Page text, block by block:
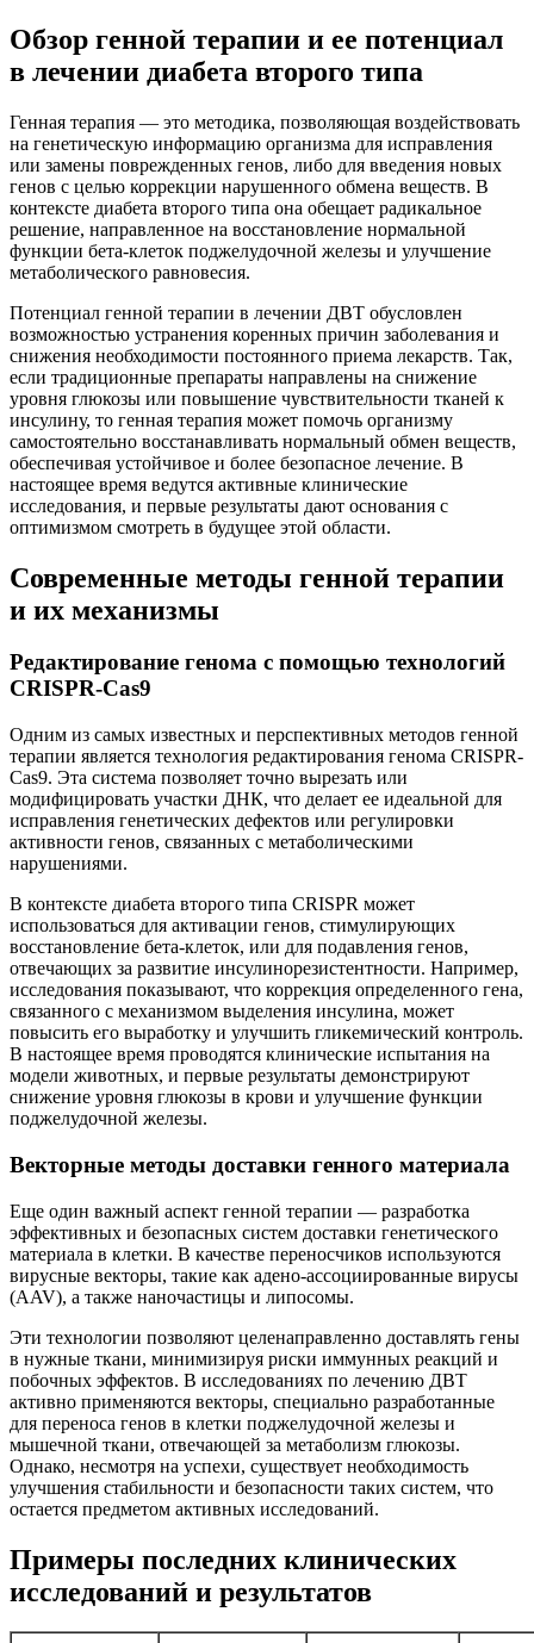
Обзор генной терапии и ее потенциал
в лечении диабета второго типа
Генная терапия — это методика, позволяющая воздействовать
на генетическую информацию организма для исправления
или замены поврежденных генов, либо для введения новых
генов с целью коррекции нарушенного обмена веществ. В
контексте диабета второго типа она обещает радикальное
решение, направленное на восстановление нормальной
функции бета-клеток поджелудочной железы и улучшение
метаболического равновесия.
Потенциал генной терапии в лечении ДВТ обусловлен
возможностью устранения коренных причин заболевания и
снижения необходимости постоянного приема лекарств. Так,
если традиционные препараты направлены на снижение
уровня глюкозы или повышение чувствительности тканей к
инсулину, то генная терапия может помочь организму
самостоятельно восстанавливать нормальный обмен веществ,
обеспечивая устойчивое и более безопасное лечение. В
настоящее время ведутся активные клинические
исследования, и первые результаты дают основания с
оптимизмом смотреть в будущее этой области.
Современные методы генной терапии
и их механизмы
Редактирование генома с помощью технологий
CRISPR-Cas9
Одним из самых известных и перспективных методов генной
терапии является технология редактирования генома CRISPR-
Cas9. Эта система позволяет точно вырезать или
модифицировать участки ДНК, что делает ее идеальной для
исправления генетических дефектов или регулировки
активности генов, связанных с метаболическими
нарушениями.
В контексте диабета второго типа CRISPR может
использоваться для активации генов, стимулирующих
восстановление бета-клеток, или для подавления генов,
отвечающих за развитие инсулинорезистентности. Например,
исследования показывают, что коррекция определенного гена,
связанного с механизмом выделения инсулина, может
повысить его выработку и улучшить гликемический контроль.
В настоящее время проводятся клинические испытания на
модели животных, и первые результаты демонстрируют
снижение уровня глюкозы в крови и улучшение функции
поджелудочной железы.
Векторные методы доставки генного материала
Еще один важный аспект генной терапии — разработка
эффективных и безопасных систем доставки генетического
материала в клетки. В качестве переносчиков используются
вирусные векторы, такие как адено-ассоциированные вирусы
(AAV), а также наночастицы и липосомы.
Эти технологии позволяют целенаправленно доставлять гены
в нужные ткани, минимизируя риски иммунных реакций и
побочных эффектов. В исследованиях по лечению ДВТ
активно применяются векторы, специально разработанные
для переноса генов в клетки поджелудочной железы и
мышечной ткани, отвечающей за метаболизм глюкозы.
Однако, несмотря на успехи, существует необходимость
улучшения стабильности и безопасности таких систем, что
остается предметом активных исследований.
Примеры последних клинических
исследований и результатов